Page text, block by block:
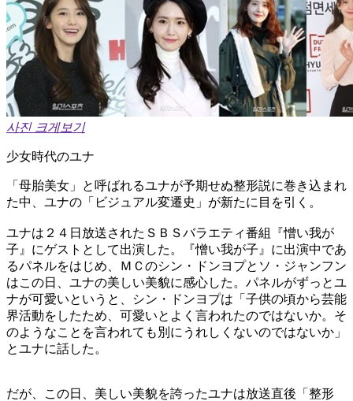
사진 크게보기
少女時代のユナ
「母胎美女」と呼ばれるユナが予期せぬ整形説に巻き込まれ
た中、ユナの「ビジュアル変遷史」が新たに目を引く。
ユナは２４日放送されたＳＢＳバラエティ番組『憎い我が
子』にゲストとして出演した。『憎い我が子』に出演中であ
るパネルをはじめ、ＭＣのシン・ドンヨプとソ・ジャンフン
はこの日、ユナの美しい美貌に感心した。パネルがずっとユ
ナが可愛いというと、シン・ドンヨプは「子供の頃から芸能
界活動をしたため、可愛いとよく言われたのではないか。そ
のようなことを言われても別にうれしくないのではないか」
とユナに話した。
だが、この日、美しい美貌を誇ったユナは放送直後「整形